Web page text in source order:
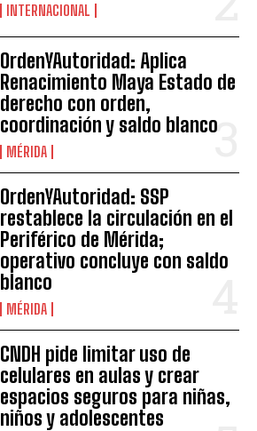
INTERNACIONAL
OrdenYAutoridad: Aplica
Renacimiento Maya Estado de
derecho con orden,
coordinación y saldo blanco
MÉRIDA
OrdenYAutoridad: SSP
restablece la circulación en el
Periférico de Mérida;
operativo concluye con saldo
blanco
MÉRIDA
CNDH pide limitar uso de
celulares en aulas y crear
espacios seguros para niñas,
niños y adolescentes